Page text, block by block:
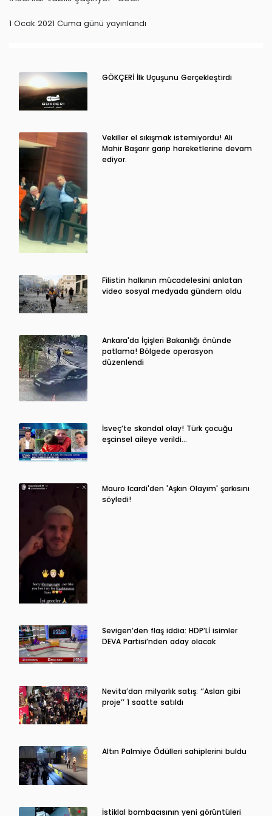
1 Ocak 2021 Cuma günü yayınlandı
GÖKÇERİ İlk Uçuşunu Gerçekleştirdi
Vekiller el sıkışmak istemiyordu! Ali
Mahir Başarır garip hareketlerine devam
ediyor.
Filistin halkının mücadelesini anlatan
video sosyal medyada gündem oldu
Ankara'da İçişleri Bakanlığı önünde
patlama! Bölgede operasyon
düzenlendi
İsveç’te skandal olay! Türk çocuğu
eşcinsel aileye verildi…
Mauro Icardi'den 'Aşkın Olayım' şarkısını
söyledi!
Sevigen’den flaş iddia: HDP’Lİ isimler
DEVA Partisi’nden aday olacak
Nevita’dan milyarlık satış: ‘’Aslan gibi
proje’’ 1 saatte satıldı
Altın Palmiye Ödülleri sahiplerini buldu
İstiklal bombacısının yeni görüntüleri